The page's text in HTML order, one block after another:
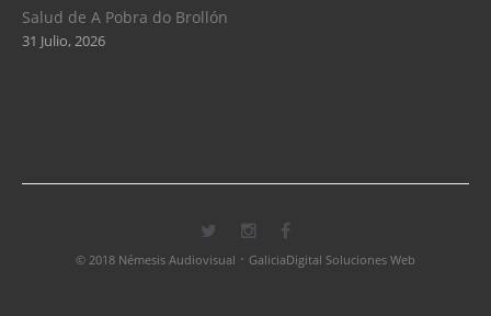
Salud de A Pobra do Brollón
31 Julio, 2026
© 2018 Némesis Audiovisual · GaliciaDigital Soluciones Web